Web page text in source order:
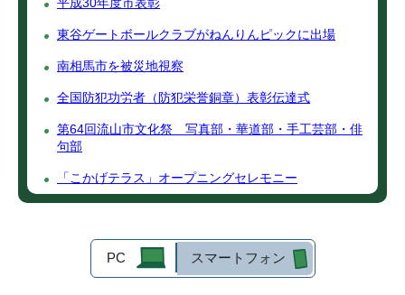
平成30年度市表彰
東谷ゲートボールクラブがねんりんピックに出場
南相馬市を被災地視察
全国防犯功労者（防犯栄誉銅章）表彰伝達式
第64回流山市文化祭 写真部・華道部・手工芸部・俳
句部
「こかげテラス」オープニングセレモニー
PC スマートフォン